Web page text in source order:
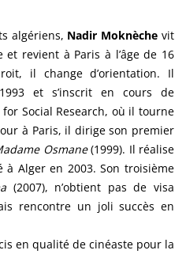
algériens, Nadir Moknèche vit
revient à Paris à l’âge de 16
il change d’orientation. Il
et s’inscrit en cours de
Social Research, où il tourne
à Paris, il dirige son premier
Osmane(1999). Il réalise
à Alger en 2003. Son troisième
(2007), n’obtient pas de visa
rencontre un joli succès en
en qualité de cinéaste pour la